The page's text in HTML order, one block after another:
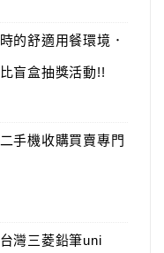
的舒適用餐環境．
盲盒抽獎活動!!
手機收購買賣專門
灣三菱鉛筆uni